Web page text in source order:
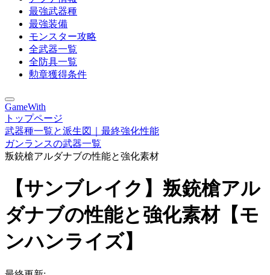
最強武器種
最強装備
モンスター攻略
全武器一覧
全防具一覧
勲章獲得条件
GameWith
トップページ
武器種一覧と派生図｜最終強化性能
ガンランスの武器一覧
叛銃槍アルダナブの性能と強化素材
【サンブレイク】叛銃槍アル
ダナブの性能と強化素材【モ
ンハンライズ】